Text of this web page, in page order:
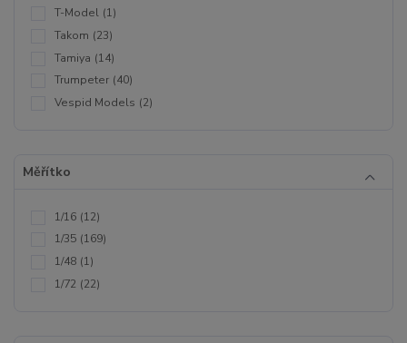
T-Model (1)
Takom (23)
Tamiya (14)
Trumpeter (40)
Vespid Models (2)
Měřítko
1/16 (12)
1/35 (169)
1/48 (1)
1/72 (22)